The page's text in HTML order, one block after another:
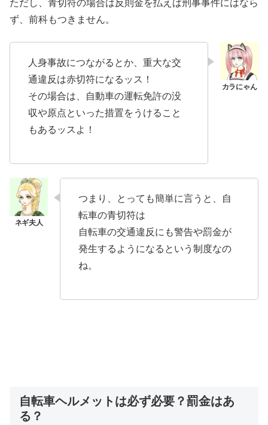
ただし、青切符の場合は反則金を払えば刑事事件にはなら
ず、前科もつきません。
人身事故につながるとか、重大な交
通違反は赤切符になるッス！
その場合は、自動車の運転免許の没
収や原点といった措置をうけること
もあるッスよ！
つまり、とっても簡単に言うと、自
転車の青切符は
自転車の交通違反にも警告や罰金が
発生するようになるという制度なの
ね。
自転車ヘルメットは必ず必要？罰金はあ
る？